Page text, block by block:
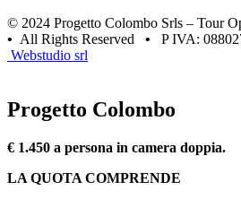
© 2024 Progetto Colombo Srls – Tour
• All Rights Reserved • P IVA:
Webstudio srl
Progetto Colombo
€ 1.450 a persona in camera doppia.
LA QUOTA COMPRENDE